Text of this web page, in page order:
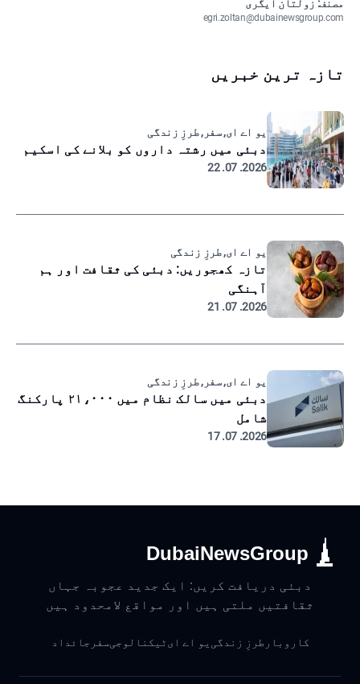
مصنف: زولتان ایگری
egri.zoltan@dubainewsgroup.com
تازہ ترین خبریں
یو اے ای, سفر, طرزِ زندگی
دبئی میں رشتہ داروں کو بلانے کی اسکیم
2026. 07. 22
یو اے ای, طرزِ زندگی
تازہ کھجوریں: دبئی کی ثقافت اور ہم
آہنگی
2026. 07. 21
یو اے ای, سفر, طرزِ زندگی
دبئی میں سالک نظام میں ۲۱،۰۰۰ پارکنگ
شامل
2026. 07. 17
DubaiNewsGroup
دبئی دریافت کریں: ایک جدید عجوبہ جہاں
ثقافتیں ملتی ہیں اور مواقع لامحدود ہیں
کاروبار طرزِ زندگی یو اے ایٹیکنالوجیسفر جائداد